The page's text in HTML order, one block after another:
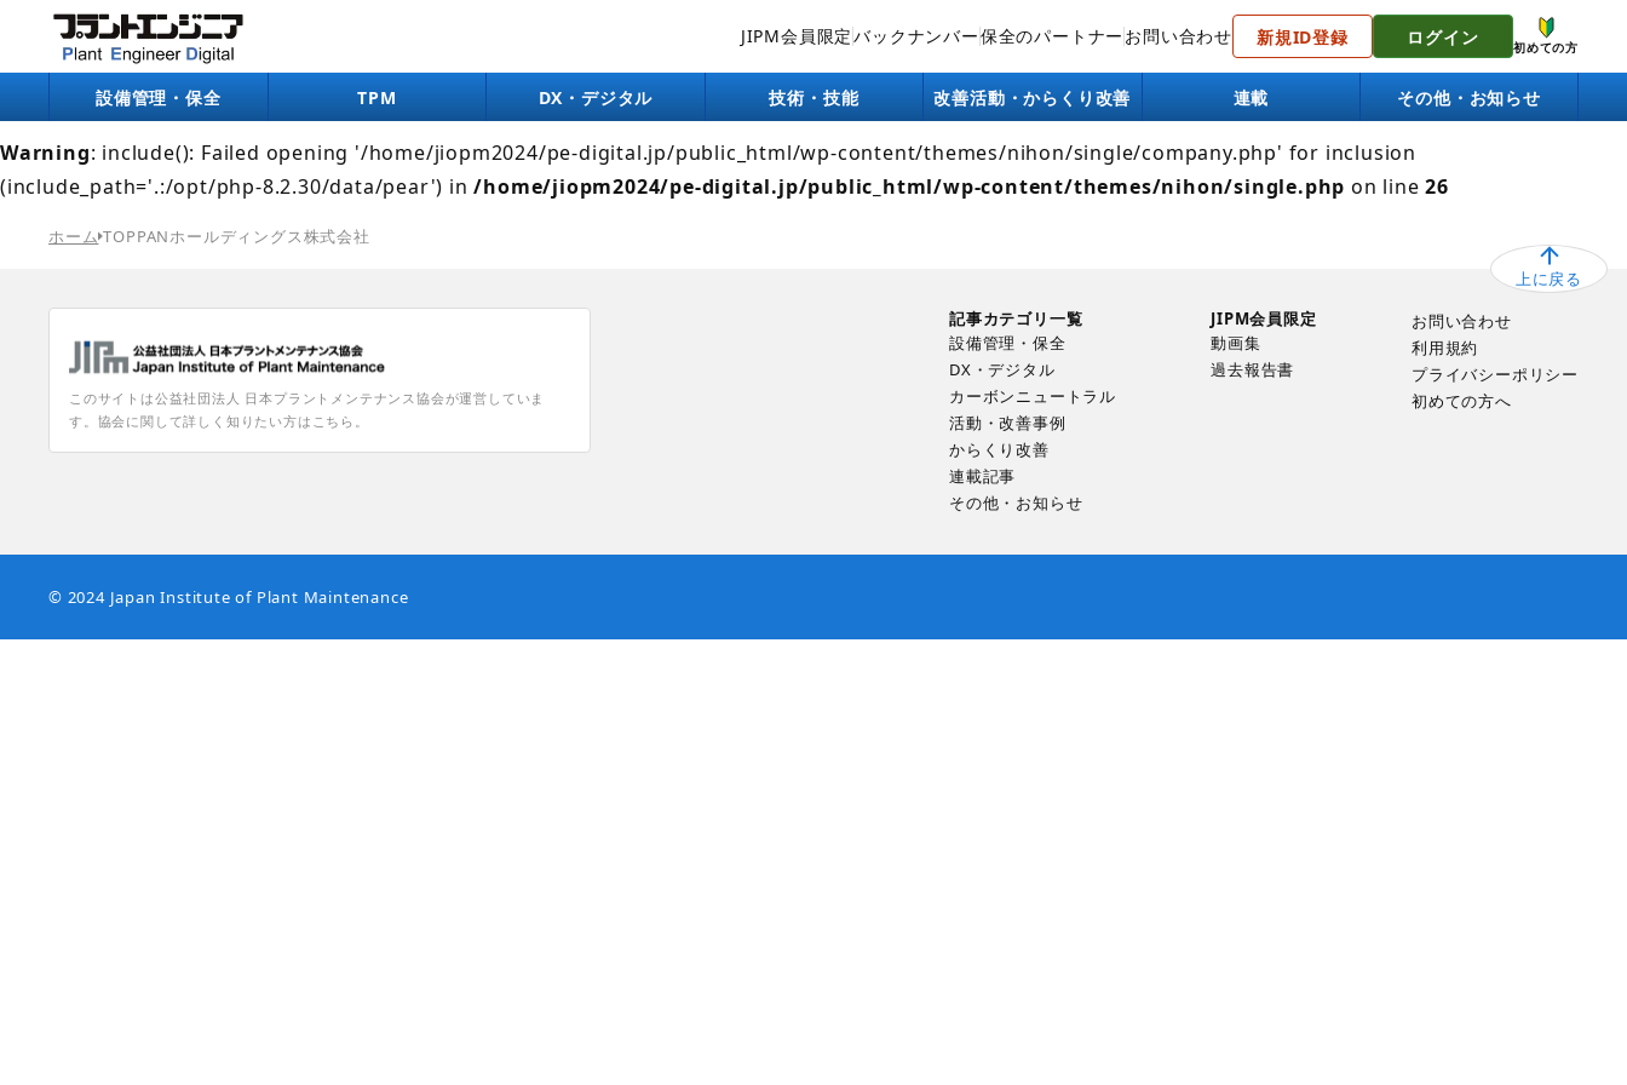
JIPM会員限定バックナンバー保全のパートナー お問い合わせ 新規ID登録 ログイン 初めての方
設備管理・保全 TPM DX・デジタル 技術・技能 改善活動・からくり改善 連載 その他・お知らせ
Warning: include(/home/jiopm2024/pe-digital.jp/public_html/wp-content/themes/nihon/single/company.php): Failed to open stream: No such file or directory in
/home/jiopm2024/pe-digital.jp/public_html/wp-content/themes/nihon/single.php
on line 26
Warning: include(): Failed opening '/home/jiopm2024/pe-digital.jp/public_html/wp-content/themes/nihon/single/company.php' for inclusion
(include_path='.:/opt/php-8.2.30/data/pear') in/home/jiopm2024/pe-digital.jp/public_html/wp-content/themes/nihon/single.php on line26
ホーム TOPPANホールディングス株式会社
上に戻る
このサイトは公益社団法人 日本プラントメンテナンス協会が運営していま
す。協会に関して詳しく知りたい方はこちら。
記事カテゴリ一覧
設備管理・保全
DX・デジタル
カーボンニュートラル
活動・改善事例
からくり改善
連載記事
その他・お知らせ
JIPM会員限定
動画集
過去報告書
お問い合わせ
利用規約
プライバシーポリシー
初めての方へ
© 2024 Japan Institute of Plant Maintenance